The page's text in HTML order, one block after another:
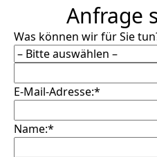
Anfrage
Was können wir für Sie
E-Mail-Adresse:*
Name:*